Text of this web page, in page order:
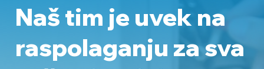
Naš tim je uvek na
raspolaganju za sva